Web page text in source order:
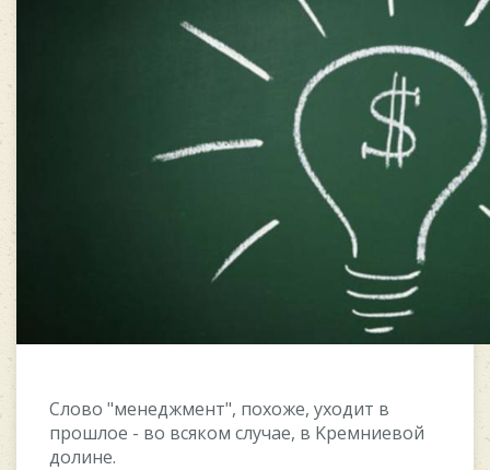
Cлoвo "мeнeджмeнт", пoxoжe, уxoдит в
пpoшлoe - вo вcякoм cлучae, в Kpeмниeвoй
дoлинe.